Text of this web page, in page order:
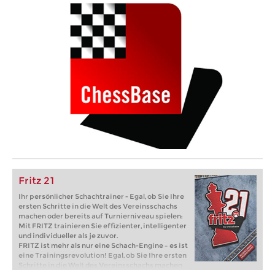
Fritz 21
Ihr persönlicher Schachtrainer - Egal, ob Sie Ihre
ersten Schritte in die Welt des Vereinsschachs
machen oder bereits auf Turnierniveau spielen:
Mit FRITZ trainieren Sie effizienter, intelligenter
und individueller als je zuvor.
FRITZ ist mehr als nur eine Schach-Engine – es ist
eine Trainingsrevolution! Egal, ob Sie Ihre ersten
Schritte in die Welt des Vereinsschachs machen